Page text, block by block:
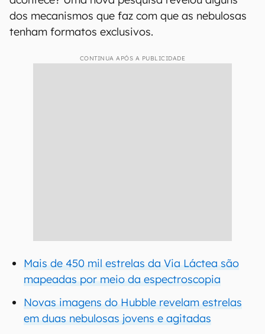
dos mecanismos que faz com que as nebulosas
tenham formatos exclusivos.
CONTINUA APÓS A PUBLICIDADE
Mais de 450 mil estrelas da Via Láctea são
mapeadas por meio da espectroscopia
Novas imagens do Hubble revelam estrelas
em duas nebulosas jovens e agitadas